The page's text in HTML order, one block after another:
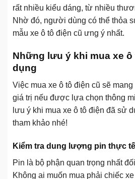
rất nhiều kiểu dáng, từ nhiều
Nhờ đó, người dùng có thể thỏa
mẫu xe ô tô điện cũ ưng ý nhất.
Những lưu ý khi mua xe
dụng
Việc mua xe ô tô điện cũ sẽ
giá trị nếu được lựa chọn thông
lưu ý khi mua xe ô tô điện đã sử
tham khảo nhé!
Kiểm tra dung lượng pin thực tế
Pin là bộ phận quan trọng nhất
Không ai muốn mua phải chiếc